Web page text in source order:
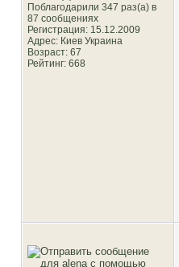
Поблагодарили 347 раз(а) в
87 сообщениях
Регистрация: 15.12.2009
Адрес: Киев Украина
Возраст: 67
Рейтинг: 668